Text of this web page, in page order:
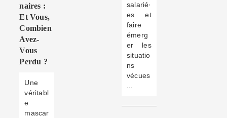
Naires :
Et Vous,
Combien
Avez-
Vous
Perdu ?
Une
véritabl
e
mascar
salarié·
es et
faire
émerg
er les
situatio
ns
vécues